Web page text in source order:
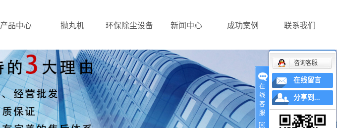
产品中心 抛丸机 环保除尘设备 新闻中心 成功案例 联系我们
在
线
客
服
咨询客服
在线留言
分享到...